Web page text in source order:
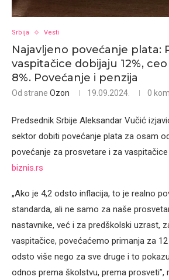
Srbija Vesti
Najavljeno povećanje plata:
vaspitačice dobijaju 12%,
8%. Povećanje i penzija
Od strane Ozon 19.09.2024. 0
Predsednik Srbije Aleksandar Vučić
sektor dobiti povećanje plata za osam
povećanje za prosvetare i za
biznis.rs
„Ako je 4,2 odsto inflacija, to je realno
standarda, ali ne samo za naše
nastavnike, već i za predškolski uzrast,
vaspitačice, povećaćemo primanja za
odsto više nego za sve druge i to
odnos prema školstvu, prema prosveti”,